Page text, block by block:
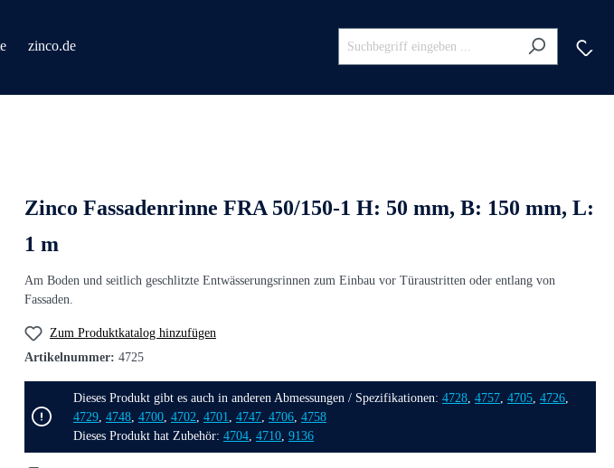
zinco.de
Zinco Fassadenrinne FRA 50/150-1 H: 50 mm, B: 150 mm, L:
1 m
Am Boden und seitlich geschlitzte Entwässerungsrinnen zum Einbau vor Türaustritten oder entlang von
Fassaden.
Zum Produktkatalog hinzufügen
Artikelnummer: 4725
Dieses Produkt gibt es auch in anderen Abmessungen / Spezifikationen: 4728 4757 4705 4726
4729 4748 4700 4702 4701 4747 4706 4758
Dieses Produkt hat Zubehör: 4704 4710 9136